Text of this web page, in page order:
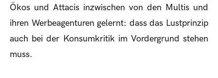
Ökos und Attacis inzwischen von den Multis und
ihren Werbeagenturen gelernt: dass das Lustprinzip
auch bei der Konsumkritik im Vordergrund stehen
muss.